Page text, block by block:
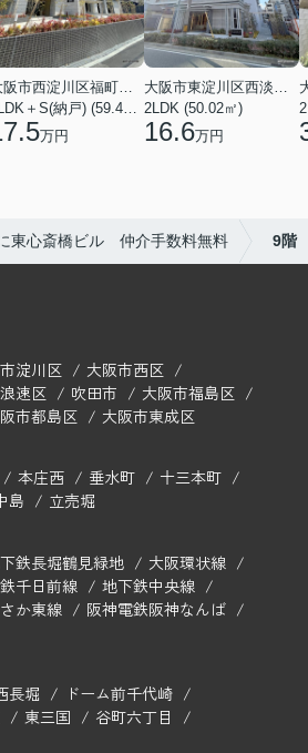
大阪市西淀川区福町２丁目
2LDK＋S(納戸) (59.48㎡)
万円
大阪市東淀川区西淡路１丁目
2LDK (50.02㎡)
16.6万円
東心斎橋ビル 仲介手数料無料 9階
淀川区
大阪市西区
速区 吹田市
大阪市福島区
市都島区
大阪市東成区
本庄西 垂水町
十三本町
島
立売堀
鉄長堀鶴見緑地
大阪環状線
千日前線
地下鉄中央線
か東線
阪神電鉄阪神なんば
長堀
ドーム前千代崎
東三国
谷町六丁目